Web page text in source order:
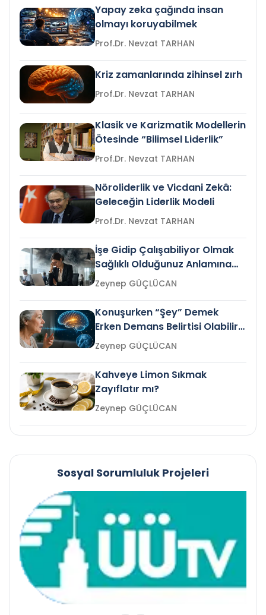
Yapay zeka çağında insan
olmayı koruyabilmek
Prof.Dr. Nevzat TARHAN
Kriz zamanlarında zihinsel zırh
Prof.Dr. Nevzat TARHAN
Klasik ve Karizmatik Modellerin
Ötesinde “Bilimsel Liderlik”
Prof.Dr. Nevzat TARHAN
Nöroliderlik ve Vicdani Zekâ:
Geleceğin Liderlik Modeli
Prof.Dr. Nevzat TARHAN
İşe Gidip Çalışabiliyor Olmak
Sağlıklı Olduğunuz Anlamına
Gelir mi?Zeynep GÜÇLÜCAN
Konuşurken “Şey” Demek
Erken Demans Belirtisi Olabilir
mi?
Zeynep GÜÇLÜCAN
Kahveye Limon Sıkmak
Zayıflatır mı?
Zeynep GÜÇLÜCAN
Sosyal Sorumluluk Projeleri